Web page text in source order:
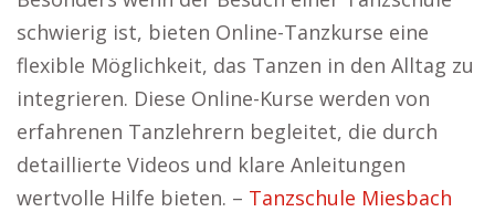
schwierig ist, bieten Online-Tanzkurse eine
flexible Möglichkeit, das Tanzen in den Alltag zu
integrieren. Diese Online-Kurse werden von
erfahrenen Tanzlehrern begleitet, die durch
detaillierte Videos und klare Anleitungen
wertvolle Hilfe bieten. – Tanzschule Miesbach